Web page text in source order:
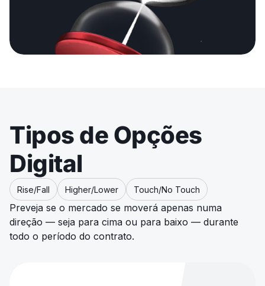
Tipos de Opções
Digital
Rise/Fall Higher/Lower Touch/No Touch
Preveja se o mercado se moverá apenas numa
direção — seja para cima ou para baixo — durante
todo o período do contrato.